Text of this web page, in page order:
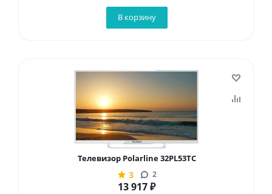
В корзину
Телевизор Polarline 32PL53TC
3 2
13 917₽